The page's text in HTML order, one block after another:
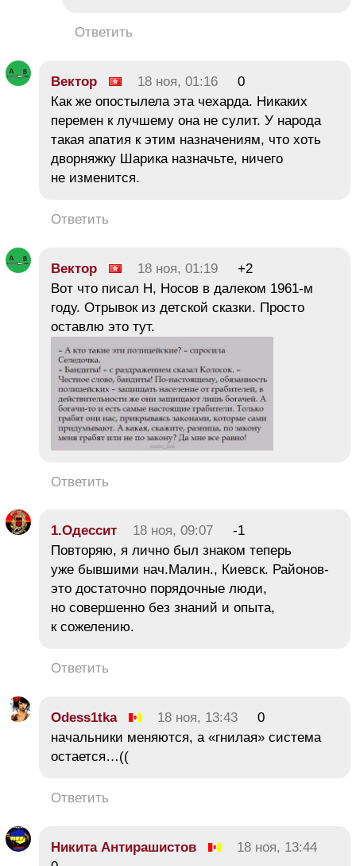
Ответить
Вектор 18 ноя, 01:16
0
Как же опостылела эта чехарда. Никаких
перемен к лучшему она не сулит. У народа
такая апатия к этим назначениям, что хоть
дворняжку Шарика назначьте, ничего
не изменится.
Ответить
Вектор 18 ноя, 01:19
+2
Вот что писал Н, Носов в далеком 1961-м
году. Отрывок из детской сказки. Просто
оставлю это тут.
Ответить
1.Одессит 18 ноя, 09:07
-1
Повторяю, я лично был знаком теперь
уже бывшими нач.Малин., Киевск. Районов-
это достаточно порядочные люди,
но совершенно без знаний и опыта,
к сожелению.
Ответить
Odess1tka 18 ноя, 13:43
0
начальники меняются, а «гнилая» система
остается…((
Ответить
Никита Антирашистов
18 ноя, 13:44